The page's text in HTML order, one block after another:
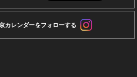
カレンダーをフォローする